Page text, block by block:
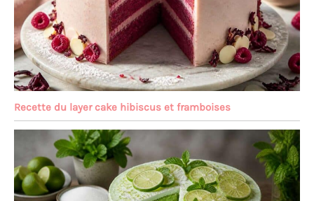
Recette du layer cake hibiscus et framboises